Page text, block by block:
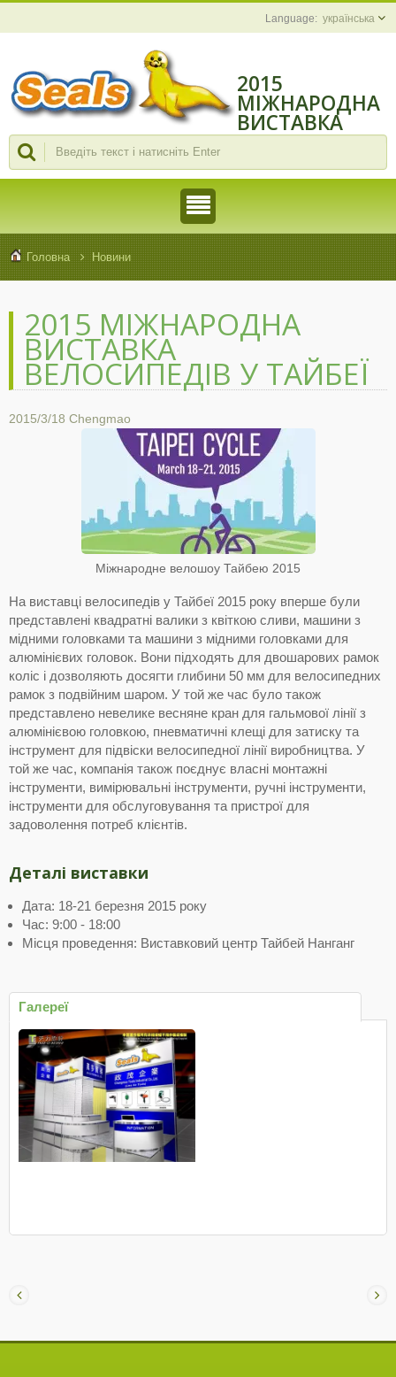
українська
2015
МІЖНАРОДНА
ВИСТАВКА
ВЕЛОСИПЕДІВ
Головна Новини
2015 МІЖНАРОДНА
ВИСТАВКА
ВЕЛОСИПЕДІВ У ТАЙБЕЇ
2015/3/18 Chengmao
Міжнародне велошоу Тайбею 2015
На виставці велосипедів у Тайбеї 2015 року вперше були
представлені квадратні валики з квіткою сливи, машини з
мідними головками та машини з мідними головками для
алюмінієвих головок. Вони підходять для двошарових рамок
коліс і дозволяють досягти глибини 50 мм для велосипедних
рамок з подвійним шаром. У той же час було також
представлено невелике весняне кран для гальмової лінії з
алюмінієвою головкою, пневматичні клещі для затиску та
інструмент для підвіски велосипедної лінії виробництва. У
той же час, компанія також поєднує власні монтажні
інструменти, вимірювальні інструменти, ручні інструменти,
інструменти для обслуговування та пристрої для
задоволення потреб клієнтів.
Деталі виставки
Дата: 18-21 березня 2015 року
Час: 9:00 - 18:00
Місця проведення: Виставковий центр Тайбей Нанганг
Галереї